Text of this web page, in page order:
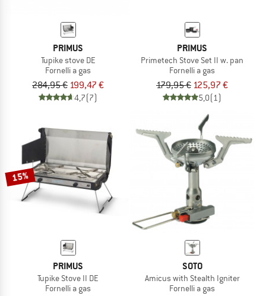
PRIMUS
Tupike stove DE
Fornelli a gas
284,95 € 199,47 €
4,7(7)
PRIMUS
Primetech Stove Set II w. pan
Fornelli a gas
179,95 € 125,97 €
5,0(1)
15%
PRIMUS
Tupike Stove II DE
Fornelli a gas
SOTO
Amicus with Stealth Igniter
Fornelli a gas